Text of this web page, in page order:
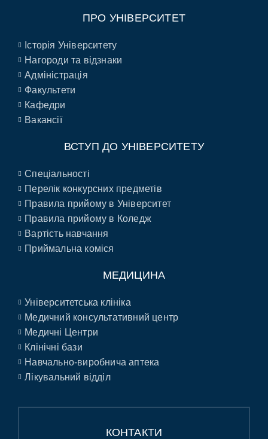
ПРО УНІВЕРСИТЕТ
Історія Університету
Нагороди та відзнаки
Адміністрація
Факультети
Кафедри
Вакансії
ВСТУП ДО УНІВЕРСИТЕТУ
Спеціальності
Перелік конкурсних предметів
Правила прийому в Університет
Правила прийому в Коледж
Вартість навчання
Приймальна коміся
МЕДИЦИНА
Університетська клініка
Медичний консультативний центр
Медичні Центри
Клінічні бази
Навчально-виробнича аптека
Лікувальний відділ
КОНТАКТИ